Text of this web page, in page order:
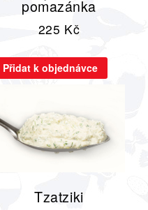
pomazánka
225 Kč
Přidat k objednávce
Tzatziki